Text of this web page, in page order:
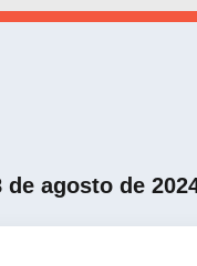
de agosto de